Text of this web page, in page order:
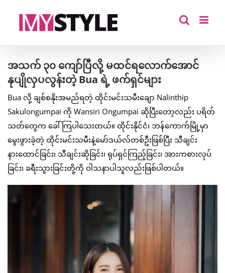
အသက် ၃၀ ကျော်ပြီလို့ မထင်ရလောက်အောင်
နုပျိုလှပလွန်းတဲ့ Bua ရဲ့ ဖက်ရှင်များ
Bua လို့ ချစ်စနိုးအမည်ရတဲ့ ထိုင်းမင်းသမီးချော Nalinthip
Sakulongumpai ကို Wansiri Ongumpai ဆိုပြီးတော့လည်း ပရိတ်
သတ်တွေက ခေါ်ကြပါသေးတယ်။ ထိုင်းနိုင်ငံ၊ ဘန်ကောက်မြို့မှာ
မွေးဖွားခဲ့တဲ့ ထိုင်းမင်းသမီးနဲ့မော်ဒယ်လ်တစ်ဦးဖြစ်ပြီး သီချင်း
နားထောင်ခြင်း၊ သီချင်းဆိုခြင်း၊ ရုပ်ရှင်ကြည့်ခြင်း၊ အားကစားလုပ်
ခြင်း၊ ခရီးသွားခြင်းတို့ကို ဝါသနာပါသူလည်းဖြစ်ပါတယ်။